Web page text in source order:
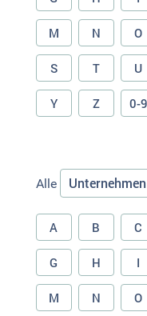
M N O
S T U
Y Z 0-9
Alle
A B C
G H I
M N O